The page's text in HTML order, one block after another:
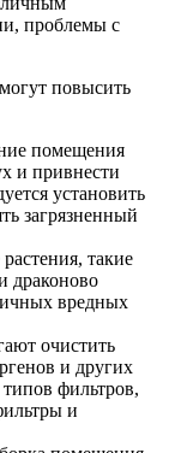
проблемы с
повысить
помещения
и привнести
установить
загрязненный
такие
драконово
вредных
очистить
и других
типов фильтров,
и